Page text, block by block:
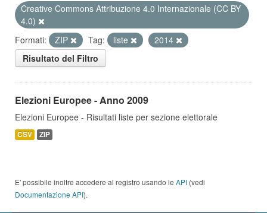
Creative Commons Attribuzione 4.0 Internazionale (CC BY
4.0)
Formati:
ZIP Tag: liste
2014
Risultato del Filtro
Elezioni Europee - Anno 2009
Elezioni Europee - Risultati liste per sezione elettorale
CSV ZIP
E' possibile inoltre accedere al registro usando le API (vedi
Documentazione API).